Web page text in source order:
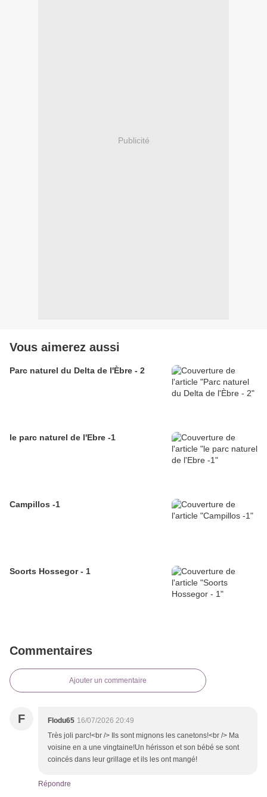
Publicité
Vous aimerez aussi
Parc naturel du Delta de l'Èbre - 2
le parc naturel de l'Ebre -1
Campillos -1
Soorts Hossegor - 1
Commentaires
Ajouter un commentaire
F Flodu65 16/07/2026 20:49
Très joli parc!<br /> Ils sont mignons les canetons!<br /> Ma
voisine en a une vingtaine!Un hérisson et son bébé se sont
coincés dans leur grillage et ils les ont mangé!
Répondre